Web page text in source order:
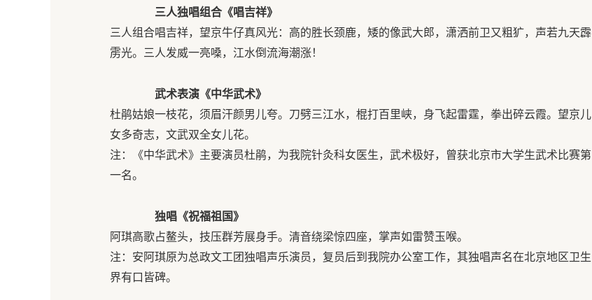
三人独唱组合《唱吉祥》
三人组合唱吉祥，望京牛仔真风光：高的胜长颈鹿，矮的像武大郎，潇洒前卫又粗犷，声若九天霹
雳光。三人发威一亮嗓，江水倒流海潮涨！
武术表演《中华武术》
杜鹃姑娘一枝花，须眉汗颜男儿夸。刀劈三江水，棍打百里峡，身飞起雷霆，拳出碎云霞。望京儿
女多奇志，文武双全女儿花。
注：《中华武术》主要演员杜鹃，为我院针灸科女医生，武术极好，曾获北京市大学生武术比赛第
一名。
独唱《祝福祖国》
阿琪高歌占鳌头，技压群芳展身手。清音绕梁惊四座，掌声如雷赞玉喉。
注：安阿琪原为总政文工团独唱声乐演员，复员后到我院办公室工作，其独唱声名在北京地区卫生
界有口皆碑。